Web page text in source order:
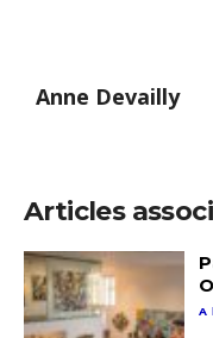
Anne Devailly
Articles
A